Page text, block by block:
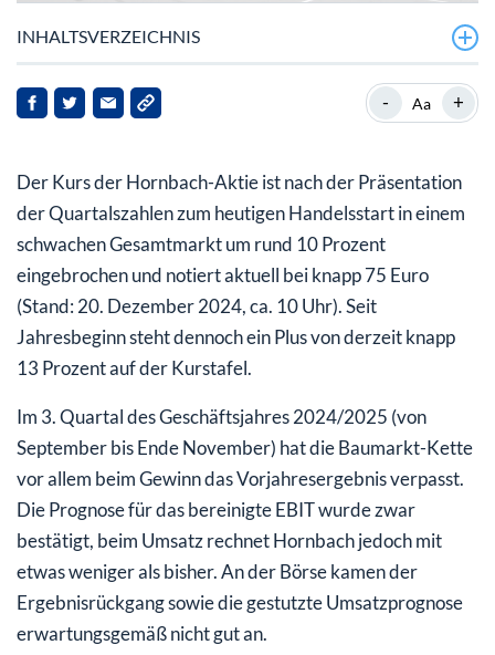
INHALTSVERZEICHNIS
Hornbach mit durchwachsenen Q3-Zahlen
- Aa +
Der Kurs der Hornbach-Aktie ist nach der Präsentation
der Quartalszahlen zum heutigen Handelsstart in einem
schwachen Gesamtmarkt um rund 10 Prozent
eingebrochen und notiert aktuell bei knapp 75 Euro
(Stand: 20. Dezember 2024, ca. 10 Uhr). Seit
Jahresbeginn steht dennoch ein Plus von derzeit knapp
13 Prozent auf der Kurstafel.
Im 3. Quartal des Geschäftsjahres 2024/2025 (von
September bis Ende November) hat die Baumarkt-Kette
vor allem beim Gewinn das Vorjahresergebnis verpasst.
Die Prognose für das bereinigte EBIT wurde zwar
bestätigt, beim Umsatz rechnet Hornbach jedoch mit
etwas weniger als bisher. An der Börse kamen der
Ergebnisrückgang sowie die gestutzte Umsatzprognose
erwartungsgemäß nicht gut an.